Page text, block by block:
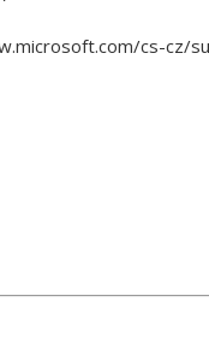
cs-cz/